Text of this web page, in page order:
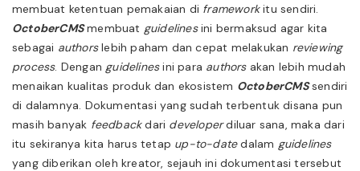
membuat ketentuan pemakaian di frameworkitu sendiri.
OctoberCMSmembuat guidelinesini bermaksud agar kita
sebagai authorslebih paham dan cepat melakukan reviewing
process. Dengan guidelinesini para authorsakan lebih mudah
menaikan kualitas produk dan ekosistem OctoberCMSsendiri
di dalamnya. Dokumentasi yang sudah terbentuk disana pun
masih banyak feedbackdari developerdiluar sana, maka dari
itu sekiranya kita harus tetap up-to-datedalam guidelines
yang diberikan oleh kreator, sejauh ini dokumentasi tersebut